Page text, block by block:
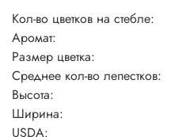
Кол-во цветков на стебле:
Аромат:
Размер цветка:
Среднее кол-во лепестков:
Высота:
Ширина:
USDA: